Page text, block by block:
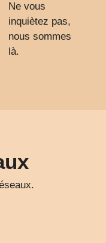
Ne vous
inquiètez pas,
nous sommes
là.